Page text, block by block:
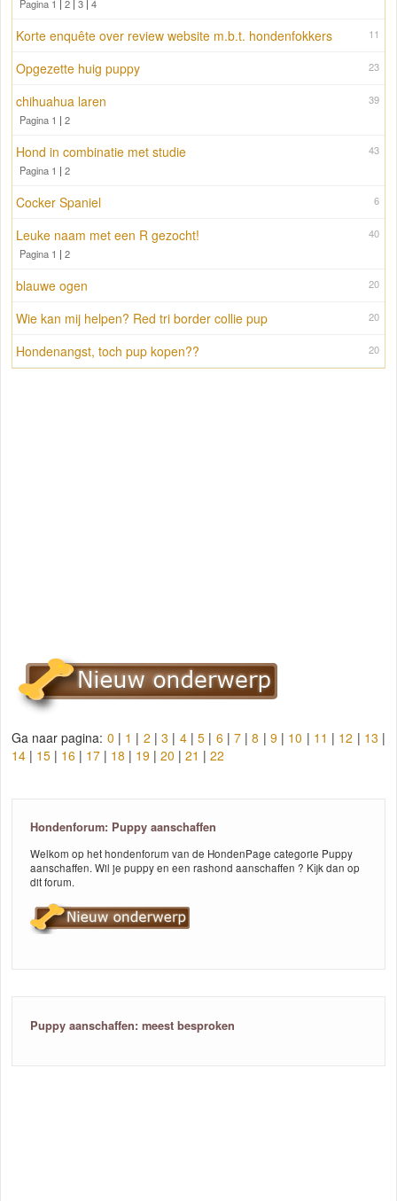
Pagina 1 | 2 | 3 | 4
11
Korte enquête over review website m.b.t. hondenfokkers
23
Opgezette huig puppy
39
chihuahua laren
Pagina 1 | 2
43
Hond in combinatie met studie
Pagina 1 | 2
6
Cocker Spaniel
40
Leuke naam met een R gezocht!
Pagina 1 | 2
20
blauwe ogen
20
Wie kan mij helpen? Red tri border collie pup
20
Hondenangst, toch pup kopen??
Ga naar pagina: 0 | 1 | 2 |3 | 4|5 | 6 | 7|8 | 9 | 10 | 11 | 12 | 13 |
14 | 15 | 16 | 17 | 18 | 19 | 20 | 21 | 22
Hondenforum: Puppy aanschaffen
Welkom op het hondenforum van de HondenPage categorie Puppy
aanschaffen. Wil je puppy en een rashond aanschaffen ? Kijk dan op
dit forum.
Puppy aanschaffen: meest besproken